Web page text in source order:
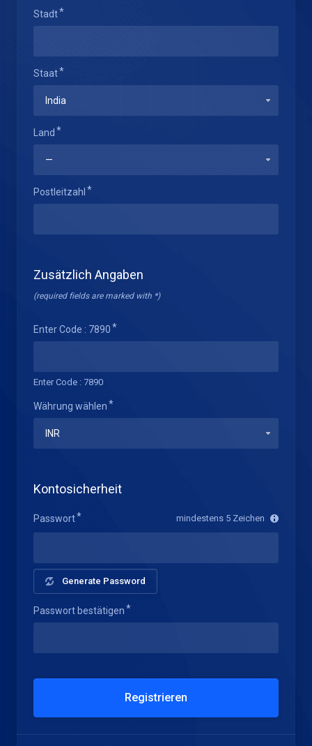
Stadt
Staat
Land
Postleitzahl
Zusätzlich Angaben
(required fields are marked with *)
Enter Code : 7890
Enter Code : 7890
Währung wählen
Kontosicherheit
Passwort mindestens 5 Zeichen
Generate Password
Passwort bestätigen
Registrieren